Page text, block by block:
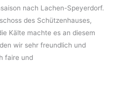
nach Lachen-Speyerdorf.
des Schützenhauses,
Kälte machte es an diesem
wir sehr freundlich und
faire und